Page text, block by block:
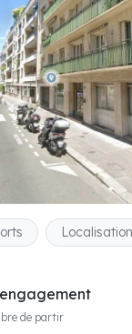
Localisation
de partir